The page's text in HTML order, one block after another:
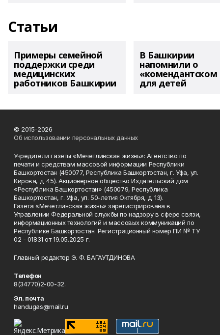
Статьи
Примеры семейной
поддержки среди
медицинских
работников Башкирии
В Башкирии
напомнили о
«комендантском
для детей
© 2015-2026
Об использовании персональных данных
Учредители газеты «Мечетлинская жизнь»: Агентство по
печати и средствам массовой информации Республики
Башкортостан (450077, Республика Башкортостан, г. Уфа, ул.
Кирова, д. 45). Акционерное общество Издательский дом
«Республика Башкортостан» (450079, Республика
Башкортостан, г. Уфа, ул. 50-летия Октября, д. 13).
Газета «Мечетлинская жизнь» зарегистрирована в
Управлении Федеральной службы по надзору в сфере связи,
информационных технологий и массовых коммуникаций по
Республике Башкортостан. Регистрационный номер ПИ № ТУ
02 - 01831 от 19.05.2025 г.
Главный редактор Э. Ф. БАГАУТДИНОВА
Телефон
8(34770)2-00-32.
Эл. почта
handugas@mail.ru